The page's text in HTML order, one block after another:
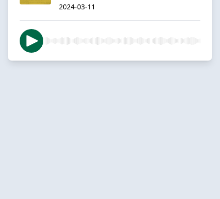
2024-03-11